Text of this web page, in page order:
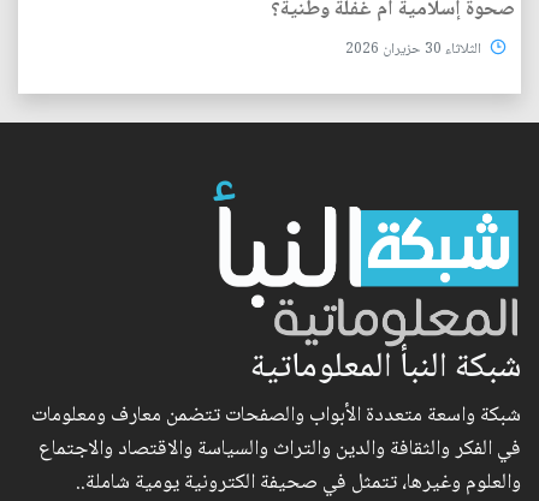
صحوة إسلامية أم غفلة وطنية؟
الثلاثاء 30 حزيران 2026
شبكة النبأ المعلوماتية
شبكة واسعة متعددة الأبواب والصفحات تتضمن معارف ومعلومات
في الفكر والثقافة والدين والتراث والسياسة والاقتصاد والاجتماع
والعلوم وغيرها، تتمثل في صحيفة الكترونية يومية شاملة..